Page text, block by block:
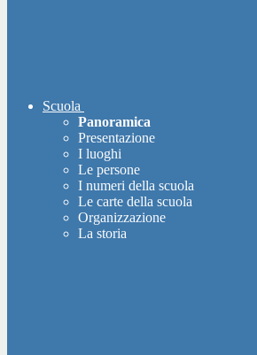
Scuola
Panoramica
Presentazione
I luoghi
Le persone
I numeri della scuola
Le carte della scuola
Organizzazione
La storia